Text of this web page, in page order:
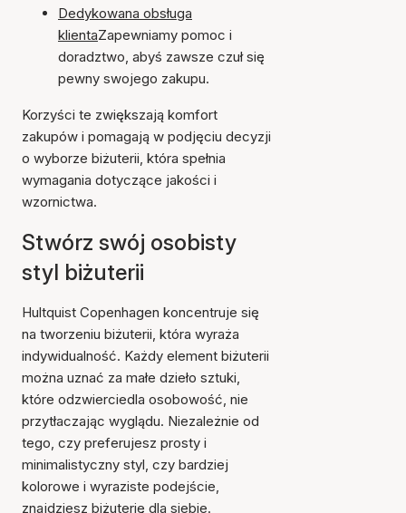
Dedykowana obsługa
klientaZapewniamy pomoc i
doradztwo, abyś zawsze czuł się
pewny swojego zakupu.
Korzyści te zwiększają komfort
zakupów i pomagają w podjęciu decyzji
o wyborze biżuterii, która spełnia
wymagania dotyczące jakości i
wzornictwa.
Stwórz swój osobisty
styl biżuterii
Hultquist Copenhagen koncentruje się
na tworzeniu biżuterii, która wyraża
indywidualność. Każdy element biżuterii
można uznać za małe dzieło sztuki,
które odzwierciedla osobowość, nie
przytłaczając wyglądu. Niezależnie od
tego, czy preferujesz prosty i
minimalistyczny styl, czy bardziej
kolorowe i wyraziste podejście,
znajdziesz biżuterię dla siebie.